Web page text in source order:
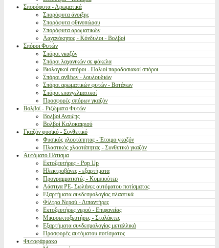
Σπορόφυτα - Αρωματικά
Σπορόφυτα άνοιξης
Σπορόφυτα φθινοπώρου
Σπορόφυτα αρωματικών
Λαχανόκηπος - Κόνδυλοι - Βολβοί
Σπόροι Φυτών
Σπόροι γκαζόν
Σπόροι λαχανικών σε φάκελα
Βιολογικοί σπόροι - Παλιοί παραδοσιακοί σπόροι
Σπόροι ανθέων - λουλουδιών
Σπόροι αρωματικών φυτών - Βοτάνων
Σπόροι επαγγελματικοί
Προσφορές σπόρων γκαζόν
Βολβοί - Ριζώματα Φυτών
Βολβοί Ανοιξης
Βολβοί Καλοκαιριού
Γκαζόν φυσικό - Συνθετικό
Φυσικός χλοοτάπητας - Έτοιμο γκαζόν
Πλαστικός χλοοτάπητας - Συνθετικό γκαζόν
Αυτόματο Πότισμα
Εκτοξευτήρες - Pop Up
Ηλεκτροβάνες - εξαρτήματα
Προγραμματιστές - Κομπιούτερ
Λάστιχα PE- Σωλήνες αυτόματου ποτίσματος
Εξαρτήματα συνδεσμολογίας πλαστικά
Φίλτρα Νερού - Λιπαντήρες
Εκτοξευτήρες νερού - Επιφανείας
Μικροεκτοξευτήρες - Σταλάκτες
Εξαρτήματα συνδεσμολογίας μεταλλικά
Προσφορές αυτόματου ποτίσματος
Φυτοφάρμακα